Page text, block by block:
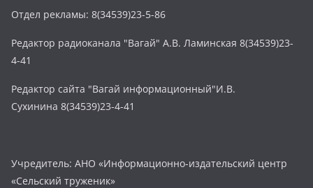
Отдел рекламы: 8(34539)23-5-86
Редактор радиоканала "Вагай" А.В. Ламинская 8(34539)23-
4-41
Редактор сайта "Вагай информационный"И.В.
Сухинина 8(34539)23-4-41
Учредитель: АНО «Информационно-издательский центр
«Сельский труженик»